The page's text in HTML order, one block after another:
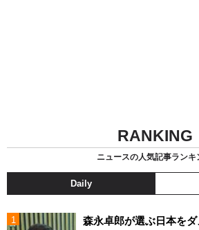
RANKING
ニュースの人気記事ランキ
Daily
森永卓郎が選ぶ日本を